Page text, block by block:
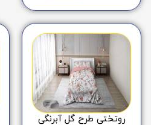
روتختی طرح گل آبرنگی